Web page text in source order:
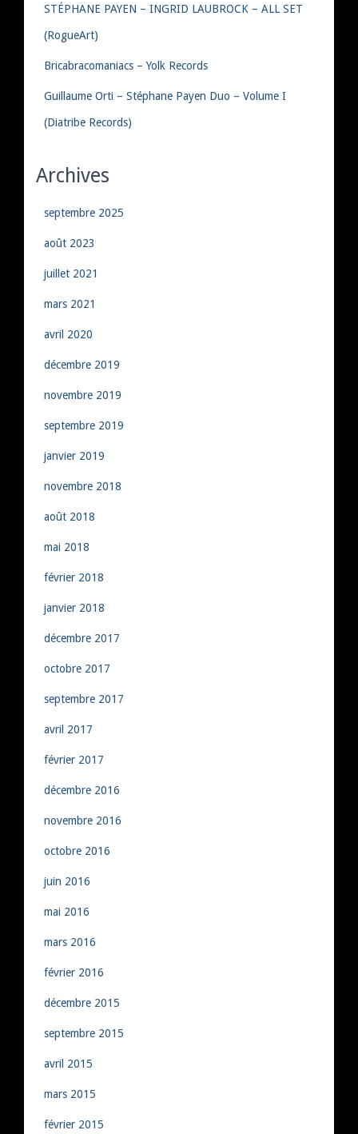
STÉPHANE PAYEN – INGRID LAUBROCK – ALL SET
(RogueArt)
Bricabracomaniacs – Yolk Records
Guillaume Orti – Stéphane Payen Duo – Volume I
(Diatribe Records)
Archives
septembre 2025
août 2023
juillet 2021
mars 2021
avril 2020
décembre 2019
novembre 2019
septembre 2019
janvier 2019
novembre 2018
août 2018
mai 2018
février 2018
janvier 2018
décembre 2017
octobre 2017
septembre 2017
avril 2017
février 2017
décembre 2016
novembre 2016
octobre 2016
juin 2016
mai 2016
mars 2016
février 2016
décembre 2015
septembre 2015
avril 2015
mars 2015
février 2015